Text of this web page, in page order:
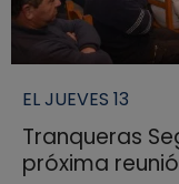
EL JUEVES 13
Tranqueras
próxima